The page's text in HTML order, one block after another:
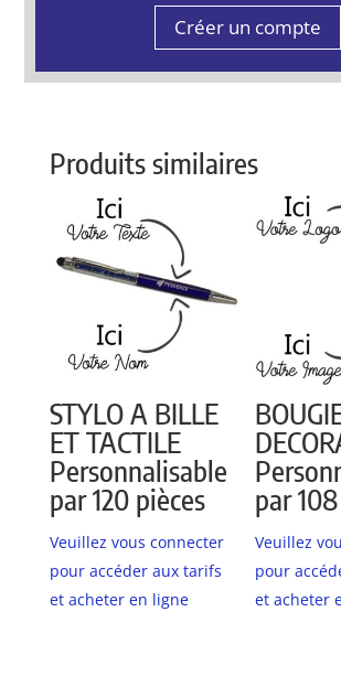
Créer un compte
Produits similaires
STYLO A BILLE
ET TACTILE
Personnalisable
par 120 pièces
Veuillez vous connecter
pour accéder aux tarifs
et acheter en ligne
par
Veuillez
pour
et acheter